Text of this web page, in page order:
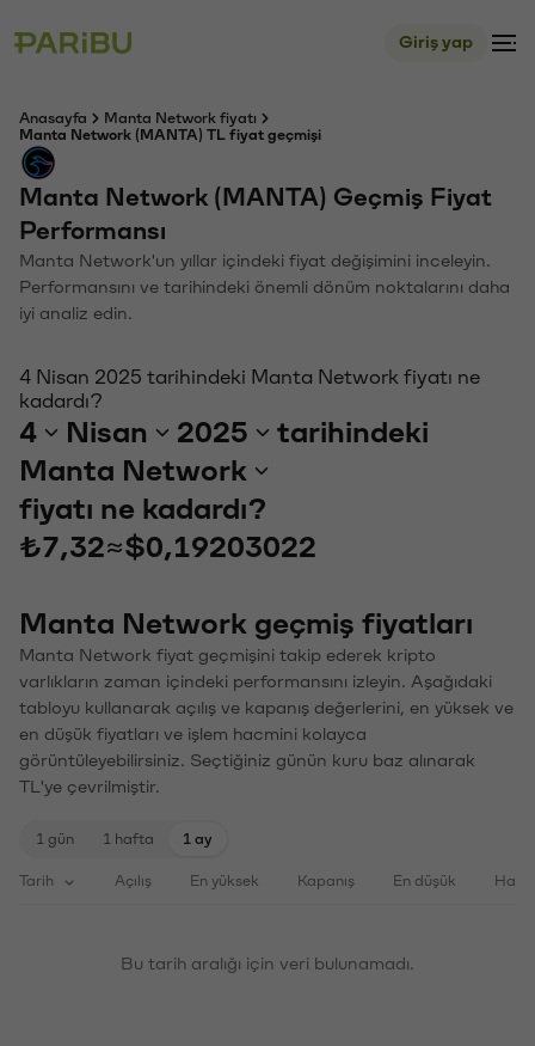
Giriş yap
Anasayfa
Manta Network fiyatı
Manta Network (MANTA) TL fiyat geçmişi
Manta Network (MANTA) Geçmiş Fiyat
Performansı
Manta Network'un yıllar içindeki fiyat değişimini inceleyin.
Performansını ve tarihindeki önemli dönüm noktalarını daha
iyi analiz edin.
4 Nisan 2025 tarihindeki Manta Network fiyatı ne
kadardı?
4 Nisan 2025
tarihindeki
Manta Network
fiyatı ne kadardı?
₺7,32≈$0,19203022
Manta Network geçmiş fiyatları
Manta Network fiyat geçmişini takip ederek kripto
varlıkların zaman içindeki performansını izleyin. Aşağıdaki
tabloyu kullanarak açılış ve kapanış değerlerini, en yüksek ve
en düşük fiyatları ve işlem hacmini kolayca
görüntüleyebilirsiniz. Seçtiğiniz günün kuru baz alınarak
TL'ye çevrilmiştir.
1 gün 1 hafta 1 ay
Tarih Açılış En yüksek Kapanış En düşük
Bu tarih aralığı için veri bulunamadı.